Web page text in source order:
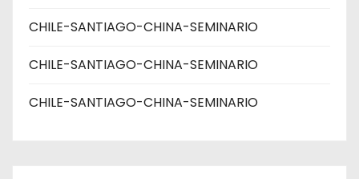
CHILE-SANTIAGO-CHINA-SEMINARIO
CHILE-SANTIAGO-CHINA-SEMINARIO
CHILE-SANTIAGO-CHINA-SEMINARIO